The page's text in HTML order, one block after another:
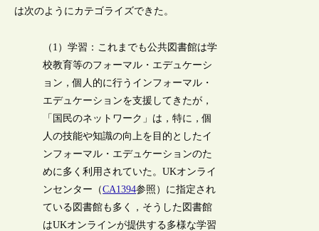
は次のようにカテゴライズできた。
（1）学習：これまでも公共図書館は学
校教育等のフォーマル・エデュケーシ
ョン，個人的に行うインフォーマル・
エデュケーションを支援してきたが，
「国民のネットワーク」は，特に，個
人の技能や知識の向上を目的としたイ
ンフォーマル・エデュケーションのた
めに多く利用されていた。UKオンライ
ンセンター（CA1394参照）に指定され
ている図書館も多く，そうした図書館
はUKオンラインが提供する多様な学習